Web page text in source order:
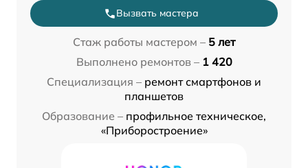
Вызвать мастера
Стаж работы мастером – 5 лет
Выполнено ремонтов – 1 420
Специализация – ремонт смартфонов и
планшетов
Образование – профильное техническое,
«Приборостроение»